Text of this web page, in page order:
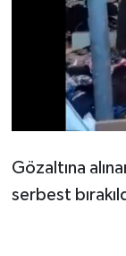
Gözaltına
serbest